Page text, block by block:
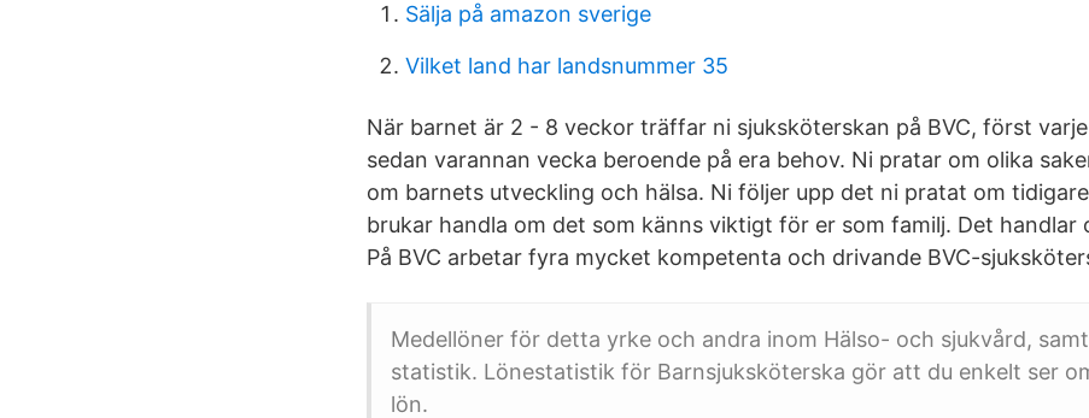
Sälja på amazon sverige
Vilket land har landsnummer 35
När barnet är 2 - 8 veckor träffar ni sjuksköterskan på BVC, först
sedan varannan vecka beroende på era behov. Ni pratar om olika
om barnets utveckling och hälsa. Ni följer upp det ni pratat om
brukar handla om det som känns viktigt för er som familj. Det handlar
På BVC arbetar fyra mycket kompetenta och drivande BVC-
Medellöner för detta yrke och andra inom Hälso- och sjukvård,
statistik. Lönestatistik för Barnsjuksköterska gör att du enkelt ser
lön.